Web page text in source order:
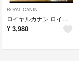
ROYAL CANIN
ロイヤルカナン ロイヤルカナン 腎臓サポートチキンテイスト 12袋
¥ 3,980